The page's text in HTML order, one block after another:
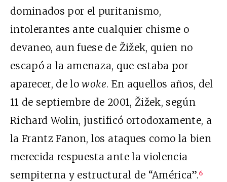
dominados por el puritanismo,
intolerantes ante cualquier chisme o
devaneo, aun fuese de Žižek, quien no
escapó a la amenaza, que estaba por
aparecer, de lowoke. En aquellos años, del
11 de septiembre de 2001, Žižek, según
Richard Wolin, justificó ortodoxamente, a
la Frantz Fanon, los ataques como la bien
merecida respuesta ante la violencia
sempiterna y estructural de “América”.6